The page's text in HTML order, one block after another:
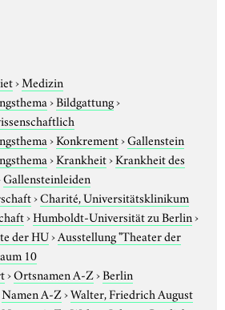
›Medizin
›Bildgattung›
›Konkrement›Gallenstein
›Krankheit›Krankheit des
Gallensteinleiden
›Charité, Universitätsklinikum
›Humboldt-Universität zu Berlin›
der HU›Ausstellung "Theater der
10
›Ortsnamen A-Z›Berlin
Namen A-Z›Walter, Friedrich August